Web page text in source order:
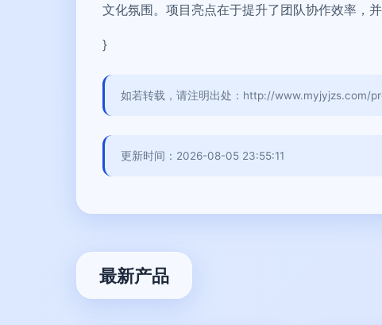
文化氛围。项目亮点在于提升了团队协作效率，
}
如若转载，请注明出处：http://www.myjyjzs.com/
更新时间：2026-08-05 23:55:11
最新产品